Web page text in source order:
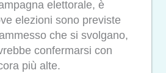
elettorale, è
elezioni sono previste
che si svolgano,
confermarsi con
più alte.